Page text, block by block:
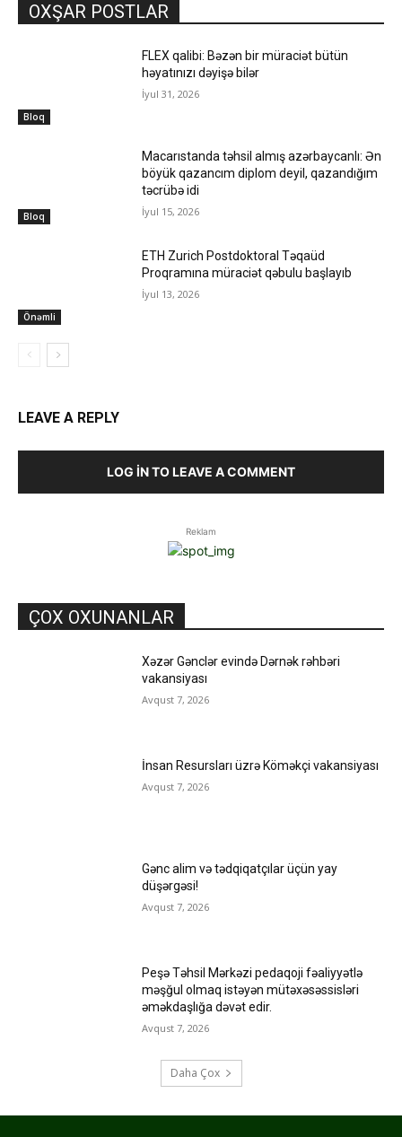
OXŞAR POSTLAR
Bloq
FLEX qalibi: Bəzən bir müraciət bütün
həyatınızı dəyişə bilər
İyul 31, 2026
Bloq
Macarıstanda təhsil almış azərbaycanlı: Ən
böyük qazancım diplom deyil, qazandığım
təcrübə idi
İyul 15, 2026
Önəmli
ETH Zurich Postdoktoral Təqaüd
Proqramına müraciət qəbulu başlayıb
İyul 13, 2026
LEAVE A REPLY
LOG IN TO LEAVE A COMMENT
Reklam
ÇOX OXUNANLAR
Xəzər Gənclər evində Dərnək rəhbəri
vakansiyası
Avqust 7, 2026
İnsan Resursları üzrə Köməkçi vakansiyası
Avqust 7, 2026
Gənc alim və tədqiqatçılar üçün yay
düşərgəsi!
Avqust 7, 2026
Peşə Təhsil Mərkəzi pedaqoji fəaliyyətlə
məşğul olmaq istəyən mütəxəsəssisləri
əməkdaşlığa dəvət edir.
Avqust 7, 2026
Daha Çox